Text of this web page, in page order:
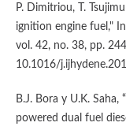
P. Dimitriou, T.
ignition engine fuel,"
vol. 42, no. 38, pp.
10.1016/
B.J. Bora y U.K.
powered dual fuel